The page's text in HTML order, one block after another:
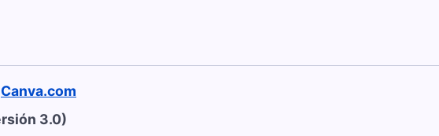
Canva.com
3.0)